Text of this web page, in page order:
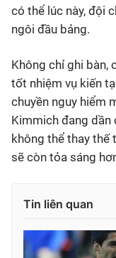
có thể lúc này, đội
ngôi đầu bảng.
Không chỉ ghi bàn,
tốt nhiệm vụ kiến
chuyền nguy hiểm
Kimmich đang
không thể thay thế
sẽ còn tỏa sáng
Tin liên quan